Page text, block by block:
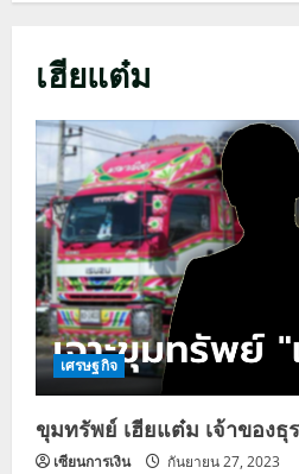
เฮียแต๋ม
เศรษฐกิจ
ขุมทรัพย์ เฮียแต๋ม เจ้าของธุ
เซียนการเงิน กันยายน 27, 2023